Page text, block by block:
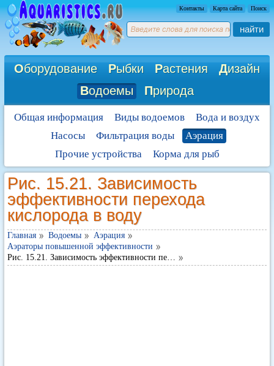
Контакты Карта сайта Поиск
найти
Оборудование Рыбки Растения Дизайн
Водоемы Природа
Общая информация Виды водоемов
Вода и воздух
Насосы
Фильтрация воды
Аэрация
Прочие устройства
Корма для рыб
Рис. 15.21. Зависимость
эффективности перехода
кислорода в воду
Главная Водоемы
Аэрация
Аэраторы повышенной эффективности
Рис. 15.21. Зависимость эффективности пе…